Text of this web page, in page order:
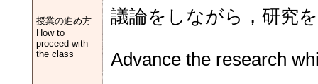
授業の進め方
How to
proceed with
the class
議論をしながら，研究
Advance the research